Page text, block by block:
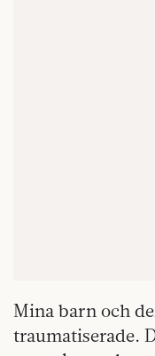
Mina barn och
traumatiserade.